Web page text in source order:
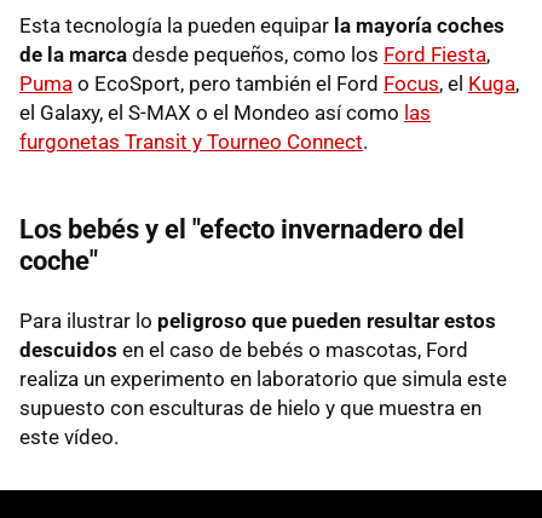
Esta tecnología la pueden equipar la mayoría coches
de la marca desde pequeños, como los Ford Fiesta,
Puma o EcoSport, pero también el Ford Focus, el Kuga,
el Galaxy, el S-MAX o el Mondeo así como las
furgonetas Transit y Tourneo Connect.
Los bebés y el "efecto invernadero del
coche"
Para ilustrar lo peligroso que pueden resultar estos
descuidos en el caso de bebés o mascotas, Ford
realiza un experimento en laboratorio que simula este
supuesto con esculturas de hielo y que muestra en
este vídeo.